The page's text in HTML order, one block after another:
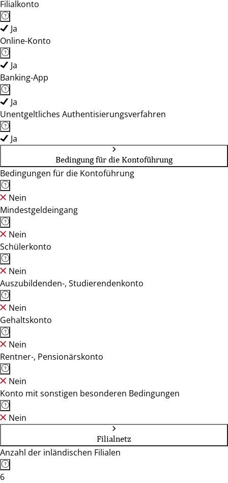
Filialkonto
Ja
Online-Konto
Ja
Banking-App
Ja
Unentgeltliches Authentisierungsverfahren
Ja
Bedingung für die Kontoführung
Bedingungen für die Kontoführung
Nein
Mindestgeldeingang
Nein
Schülerkonto
Nein
Auszubildenden-, Studierendenkonto
Nein
Gehaltskonto
Nein
Rentner-, Pensionärskonto
Nein
Konto mit sonstigen besonderen Bedingungen
Nein
Filialnetz
Anzahl der inländischen Filialen
6